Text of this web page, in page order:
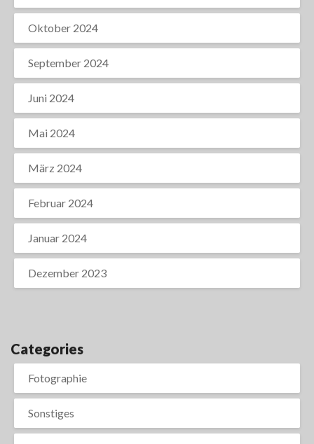
Oktober 2024
September 2024
Juni 2024
Mai 2024
März 2024
Februar 2024
Januar 2024
Dezember 2023
Categories
Fotographie
Sonstiges